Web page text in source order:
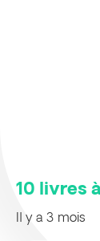
10 livres
Il y a 3 mois